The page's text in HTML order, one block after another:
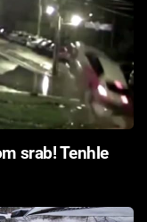
srab! Tenhle